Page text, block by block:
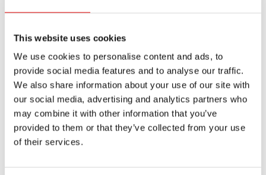
This website uses cookies
We use cookies to personalise content and ads, to
provide social media features and to analyse our traffic.
We also share information about your use of our site with
our social media, advertising and analytics partners who
may combine it with other information that you’ve
provided to them or that they’ve collected from your use
of their services.
ロープロファイルリム（< 45
MM）
適用分野：
• 起伏の激しいコースに最適
• 頻繁に速度変更を行うレースに最適
メリット